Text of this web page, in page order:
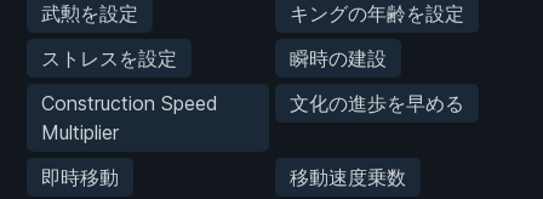
武勲を設定
キングの年齢を設定
ストレスを設定
瞬時の建設
Construction Speed
Multiplier
文化の進歩を早める
即時移動
移動速度乗数